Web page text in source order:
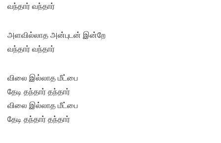
வந்தார் வந்தார்
அளவில்லாத அன்புடன் இன்றே
வந்தார் வந்தார்
விலை இல்லாத மீட்பை
தேடி தந்தார் தந்தார்
விலை இல்லாத மீட்பை
தேடி தந்தார் தந்தார்